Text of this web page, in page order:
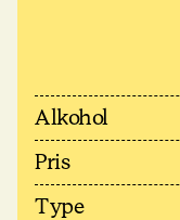
Alkohol
Pris
Type